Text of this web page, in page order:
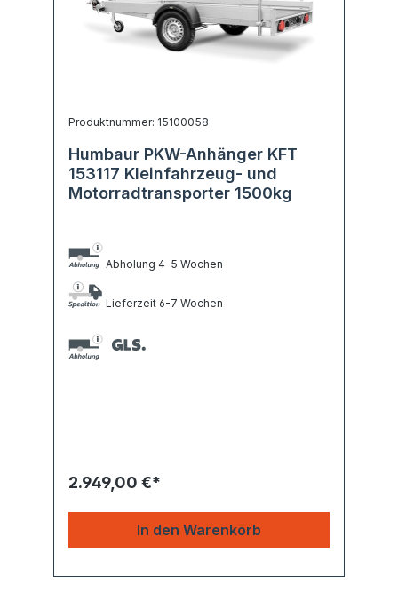
Produktnummer: 15100058
Humbaur PKW-Anhänger KFT
153117 Kleinfahrzeug- und
Motorradtransporter 1500kg
Abholung 4-5 Wochen
Lieferzeit 6-7 Wochen
2.949,00 €*
In den Warenkorb